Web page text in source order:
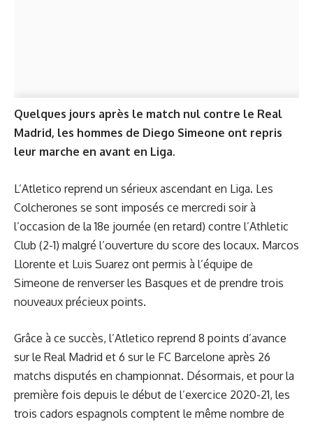
Quelques jours après le match nul contre le Real
Madrid, les hommes de Diego Simeone ont repris
leur marche en avant en Liga.
L’Atletico reprend un sérieux ascendant en Liga. Les
Colcherones se sont imposés ce mercredi soir à
l’occasion de la 18e journée (en retard) contre l’Athletic
Club (2-1) malgré l’ouverture du score des locaux. Marcos
Llorente et Luis Suarez ont permis à l’équipe de
Simeone de renverser les Basques et de prendre trois
nouveaux précieux points.
Grâce à ce succès, l’Atletico reprend 8 points d’avance
sur le Real Madrid et 6 sur le FC Barcelone après 26
matchs disputés en championnat. Désormais, et pour la
première fois depuis le début de l’exercice 2020-21, les
trois cadors espagnols comptent le même nombre de